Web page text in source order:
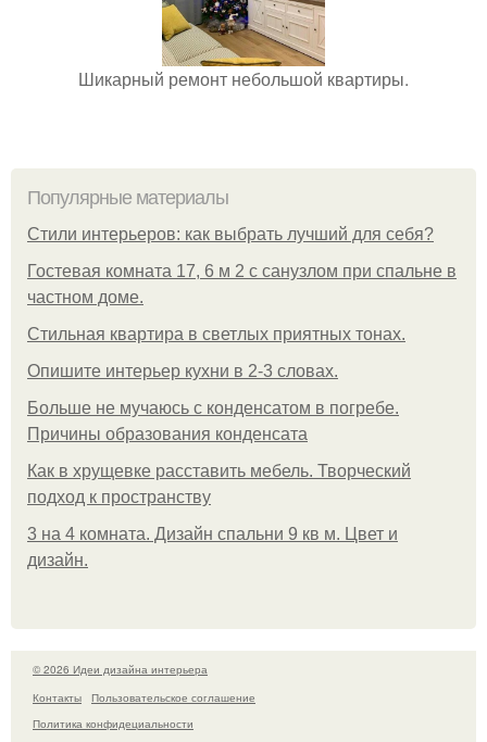
Шикарный ремонт небольшой квартиры.
Популярные материалы
Стили интерьеров: как выбрать лучший для себя?
Гостевая комната 17, 6 м 2 с санузлом при спальне в
частном доме.
Стильная квартира в светлых приятных тонах.
Опишите интерьер кухни в 2-3 словах.
Больше не мучаюсь с конденсатом в погребе.
Причины образования конденсата
Как в хрущевке расставить мебель. Творческий
подход к пространству
3 на 4 комната. Дизайн спальни 9 кв м. Цвет и
дизайн.
© 2026 Идеи дизайна интерьера
Контакты
Пользовательское соглашение
Политика конфидециальности